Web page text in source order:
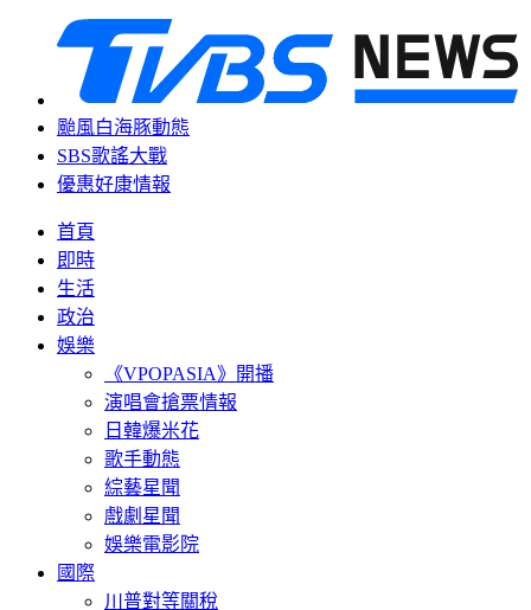
颱風白海豚動態
SBS歌謠大戰
優惠好康情報
首頁
即時
生活
政治
娛樂
《VPOPASIA》開播
演唱會搶票情報
日韓爆米花
歌手動態
綜藝星聞
戲劇星聞
娛樂電影院
國際
川普對等關稅